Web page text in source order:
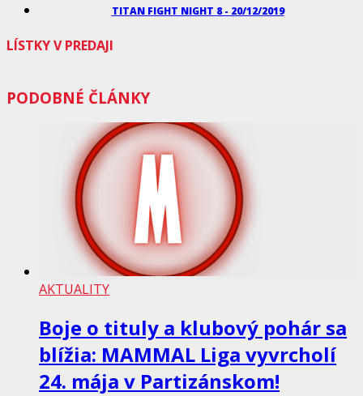
TITAN FIGHT NIGHT 8 - 20/12/2019
LÍSTKY V PREDAJI
PODOBNÉ ČLÁNKY
AKTUALITY
Boje o tituly a klubový pohár sa
blížia: MAMMAL Liga vyvrcholí
24. mája v Partizánskom!